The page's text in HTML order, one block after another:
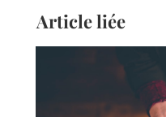
Article liée